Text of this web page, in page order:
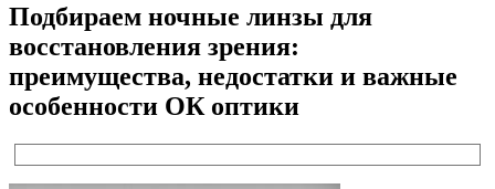
Подбираем ночные линзы для
восстановления зрения:
преимущества, недостатки и важные
особенности ОК оптики